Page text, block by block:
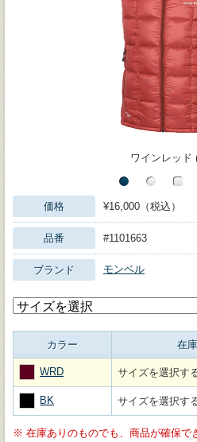
ワインレッド
価格 ¥16,000（税込）
品番 #1101663
ブランド モンベル
カラー 在
WRD サイズを選択す
BK サイズを選択す
※ 在庫ありのものでも、商品が確保で